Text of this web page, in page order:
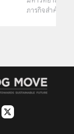
ภารกิจสำคัญใน